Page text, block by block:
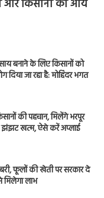
और किसानों की आय
बनाने के लिए किसानों को
दिया जा रहा है: मोहिंदर भगत
की पहचान, मिलेंगे भरपूर
झंझट खत्म, ऐसे करें अप्लाई
फूलों की खेती पर सरकार दे
मिलेगा लाभ